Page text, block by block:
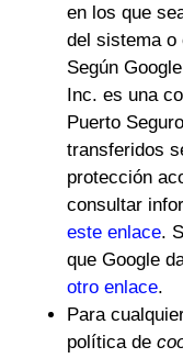
en los que
del sistema o
Según
Inc. es una
Puerto
transferidos
protección
consultar
este enlace.
que Google
otro enlace.
Para
política de